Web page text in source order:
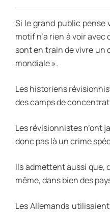
Si le grand public pense
motif n’a rien à voir
sont en train de vivre un
mondiale ».
Les historiens
des camps de
Les révisionnistes n’ont
donc pas là un crime
Ils admettent aussi que,
même, dans bien des
Les Allemands